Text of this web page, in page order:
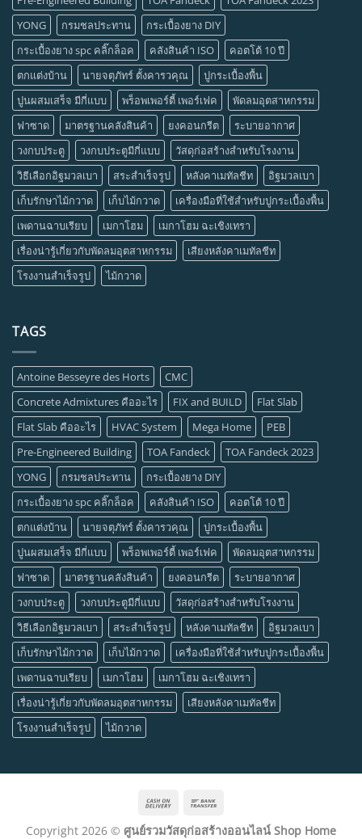
YONG
กรมชลประทาน
กระเบื้องยาง DIY
กระเบื้องยาง spc คลิ๊กล็อค
คลังสินค้า ISO
คอตโต้ 10 ปี
ตกแต่งบ้าน
นายจตุภัทร์ ตั้งคารวคุณ
ปูกระเบื้องพื้น
ปูนผสมเสร็จ มีกี่แบบ
พร็อพเพอร์ตี้ เพอร์เฟค
พัดลมอุตสาหกรรม
ฟาซาด
มาตรฐานคลังสินค้า ยงคอนกรีต
ระบายอากาศ
วงกบประตู
วงกบประตูมีกี่แบบ
วัสดุก่อสร้างสำหรับโรงงาน
วิธีเลือกอิฐมวลเบา
สระสำเร็จรูป หลังคาเมทัลชีท
อิฐมวลเบา
เก็บรักษาไม้กวาด
เก็บไม้กวาด
เครื่องมือที่ใช้สำหรับปูกระเบื้องพื้น
เพดานฉาบเรียบ
เมกาโฮม
เมกาโฮม ฉะเชิงเทรา
เรื่องน่ารู้เกี่ยวกับพัดลมอุตสาหกรรม
เสียงหลังคาเมทัลชีท
โรงงานสำเร็จรูป
ไม้กวาด
TAGS
Antoine Besseyre des Horts
CMC
Concrete Admixtures คืออะไร
FIX and BUILD
Flat Slab
Flat Slab คืออะไร
HVAC System Mega Home
PEB
Pre-Engineered Building
TOA Fandeck
TOA Fandeck 2023
YONG
กรมชลประทาน
กระเบื้องยาง DIY
กระเบื้องยาง spc คลิ๊กล็อค
คลังสินค้า ISO
คอตโต้ 10 ปี
ตกแต่งบ้าน
นายจตุภัทร์ ตั้งคารวคุณ
ปูกระเบื้องพื้น
ปูนผสมเสร็จ มีกี่แบบ
พร็อพเพอร์ตี้ เพอร์เฟค
พัดลมอุตสาหกรรม
ฟาซาด
มาตรฐานคลังสินค้า ยงคอนกรีต
ระบายอากาศ
วงกบประตู
วงกบประตูมีกี่แบบ
วัสดุก่อสร้างสำหรับโรงงาน
วิธีเลือกอิฐมวลเบา
สระสำเร็จรูป หลังคาเมทัลชีท
อิฐมวลเบา
เก็บรักษาไม้กวาด
เก็บไม้กวาด
เครื่องมือที่ใช้สำหรับปูกระเบื้องพื้น
เพดานฉาบเรียบ
เมกาโฮม
เมกาโฮม ฉะเชิงเทรา
เรื่องน่ารู้เกี่ยวกับพัดลมอุตสาหกรรม
เสียงหลังคาเมทัลชีท
โรงงานสำเร็จรูป
ไม้กวาด
Cash
Copyright 2026 © ศูนย์รวมวัสดุก่อสร้างออนไลน์ Shop Home